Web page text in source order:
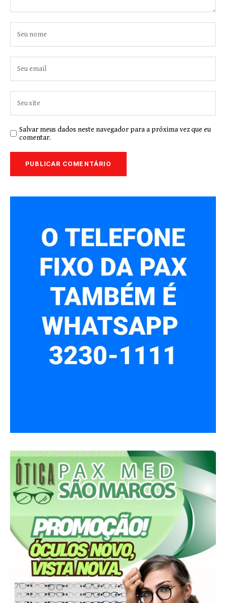
Salvar meus dados neste navegador para a próxima vez que eu
comentar.